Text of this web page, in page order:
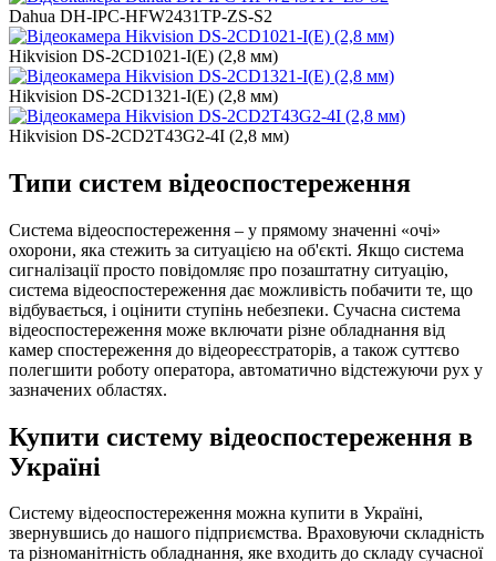
Dahua DH-IPC-HFW2431TP-ZS-S2
Hikvision DS-2CD1021-I(E) (2,8 мм)
Hikvision DS-2CD1321-I(E) (2,8 мм)
Hikvision DS-2CD2T43G2-4I (2,8 мм)
Типи систем відеоспостереження
Система відеоспостереження – у прямому значенні «очі»
охорони, яка стежить за ситуацією на об'єкті. Якщо система
сигналізації просто повідомляє про позаштатну ситуацію,
система відеоспостереження дає можливість побачити те, що
відбувається, і оцінити ступінь небезпеки. Сучасна система
відеоспостереження може включати різне обладнання від
камер спостереження до відеореєстраторів, а також суттєво
полегшити роботу оператора, автоматично відстежуючи рух у
зазначених областях.
Купити систему відеоспостереження в
Україні
Систему відеоспостереження можна купити в Україні,
звернувшись до нашого підприємства. Враховуючи складність
та різноманітність обладнання, яке входить до складу сучасної